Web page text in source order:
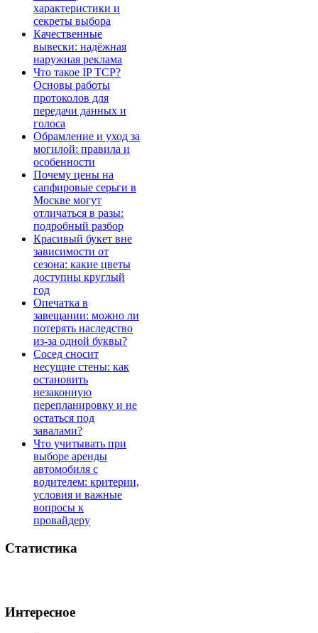
характеристики и
секреты выбора
Качественные
вывески: надёжная
наружная реклама
Что такое IP TCP?
Основы работы
протоколов для
передачи данных и
голоса
Обрамление и уход за
могилой: правила и
особенности
Почему цены на
сапфировые серьги в
Москве могут
отличаться в разы:
подробный разбор
Красивый букет вне
зависимости от
сезона: какие цветы
доступны круглый
год
Опечатка в
завещании: можно ли
потерять наследство
из-за одной буквы?
Сосед сносит
несущие стены: как
остановить
незаконную
перепланировку и не
остаться под
завалами?
Что учитывать при
выборе аренды
автомобиля с
водителем: критерии,
условия и важные
вопросы к
провайдеру
Статистика
Интересное